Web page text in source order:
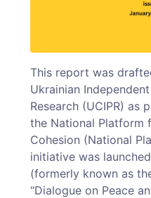
This report was
Ukrainian
Research (UCIPR)
the National Platform
Cohesion (National
initiative was
(formerly known as
“Dialogue on Peace